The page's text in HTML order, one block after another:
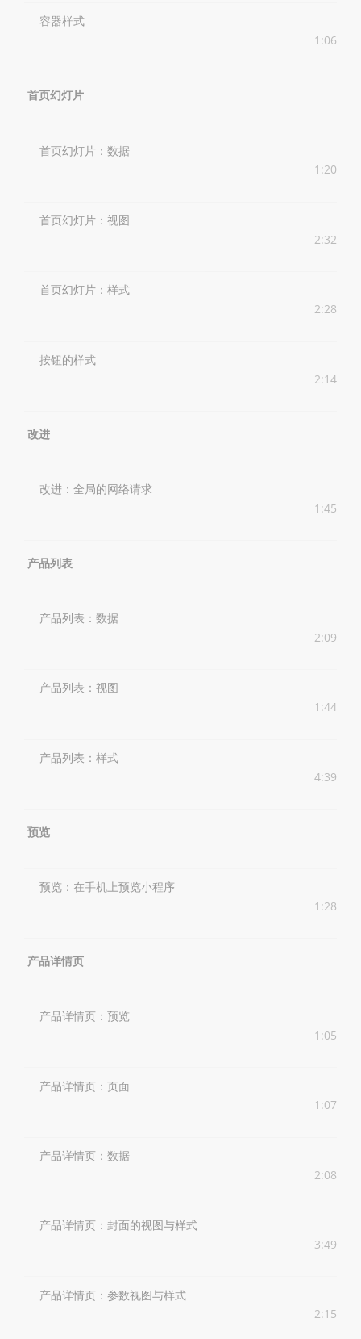
容器样式
1:06
首页幻灯片
首页幻灯片：数据
1:20
首页幻灯片：视图
2:32
首页幻灯片：样式
2:28
按钮的样式
2:14
改进
改进：全局的网络请求
1:45
产品列表
产品列表：数据
2:09
产品列表：视图
1:44
产品列表：样式
4:39
预览
预览：在手机上预览小程序
1:28
产品详情页
产品详情页：预览
1:05
产品详情页：页面
1:07
产品详情页：数据
2:08
产品详情页：封面的视图与样式
3:49
产品详情页：参数视图与样式
2:15